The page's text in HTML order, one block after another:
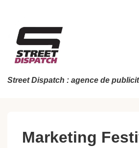
contenu
principal
Street Dispatch : agence de
Marketing